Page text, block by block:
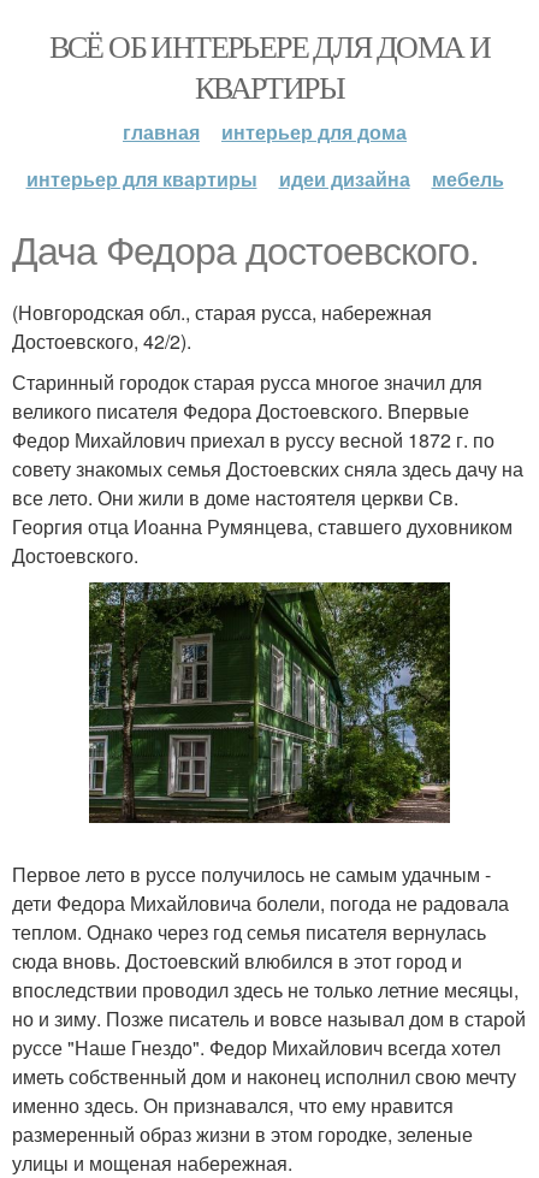
ВСЁ ОБ ИНТЕРЬЕРЕ ДЛЯ ДОМА И
КВАРТИРЫ
главная
интерьер для дома
интерьер для квартиры
идеи дизайна мебель
Дача Федора достоевского.
(Новгородская обл., старая русса, набережная
Достоевского, 42/2).
Старинный городок старая русса многое значил для
великого писателя Федора Достоевского. Впервые
Федор Михайлович приехал в руссу весной 1872 г. по
совету знакомых семья Достоевских сняла здесь дачу на
все лето. Они жили в доме настоятеля церкви Св.
Георгия отца Иоанна Румянцева, ставшего духовником
Достоевского.
Первое лето в руссе получилось не самым удачным -
дети Федора Михайловича болели, погода не радовала
теплом. Однако через год семья писателя вернулась
сюда вновь. Достоевский влюбился в этот город и
впоследствии проводил здесь не только летние месяцы,
но и зиму. Позже писатель и вовсе называл дом в старой
руссе "Наше Гнездо". Федор Михайлович всегда хотел
иметь собственный дом и наконец исполнил свою мечту
именно здесь. Он признавался, что ему нравится
размеренный образ жизни в этом городке, зеленые
улицы и мощеная набережная.